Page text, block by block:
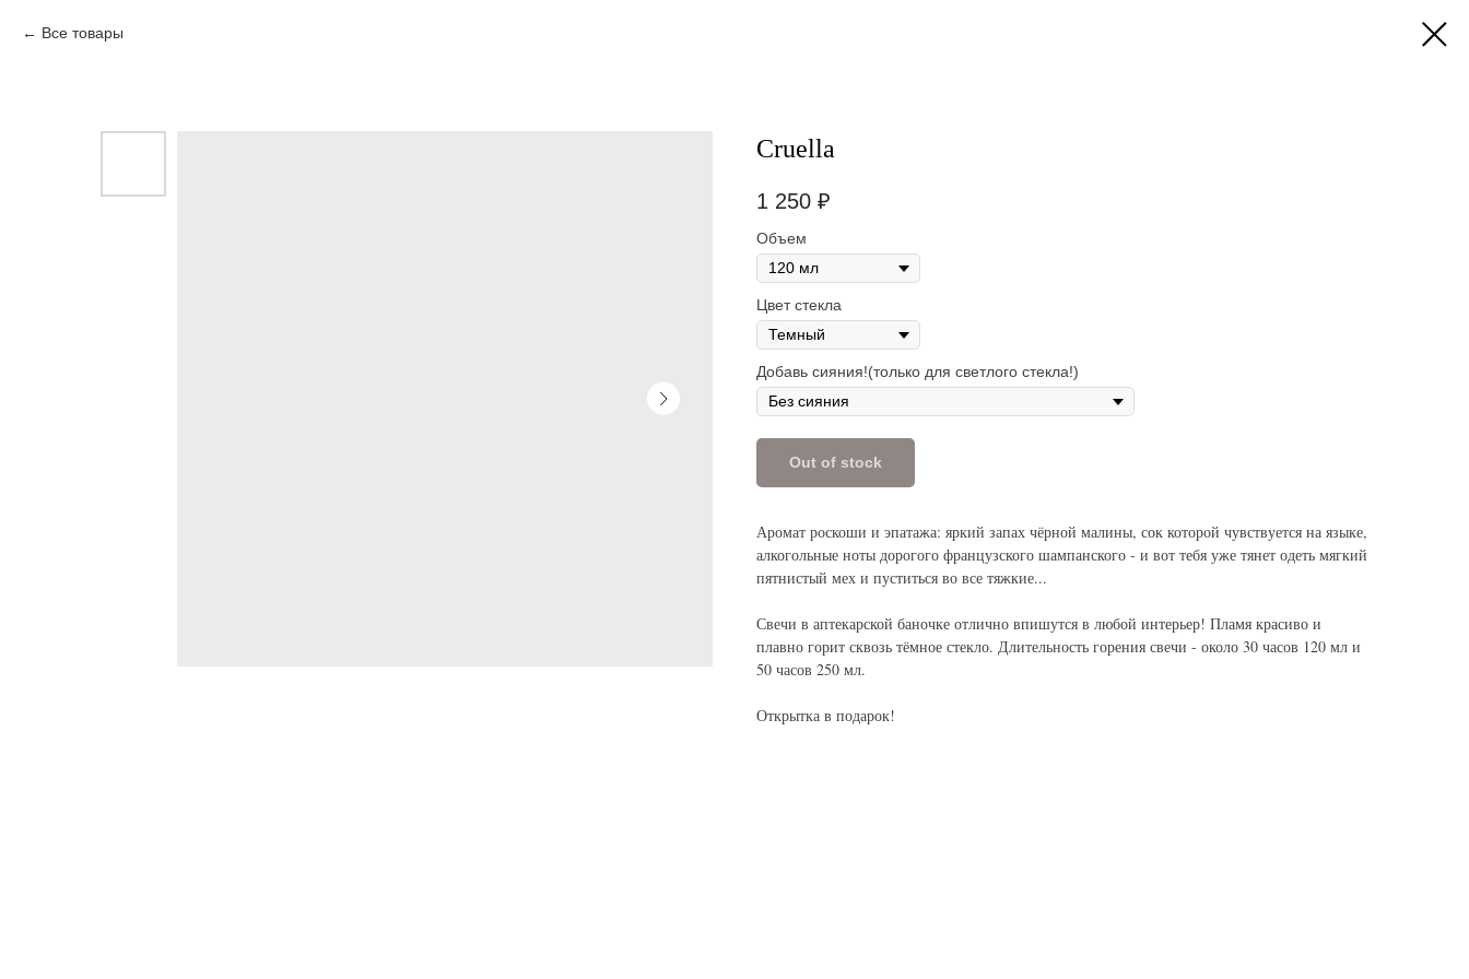
Все товары
Cruella
1 250 ₽
Объем
Цвет стекла
Добавь сияния!(только для светлого стекла!)
Out of stock
Аромат роскоши и эпатажа: яркий запах чёрной малины, сок которой чувствуется на языке,
алкогольные ноты дорогого французского шампанского - и вот тебя уже тянет одеть мягкий
пятнистый мех и пуститься во все тяжкие...
Свечи в аптекарской баночке отлично впишутся в любой интерьер! Пламя красиво и
плавно горит сквозь тёмное стекло. Длительность горения свечи - около 30 часов 120 мл и
50 часов 250 мл.
Открытка в подарок!